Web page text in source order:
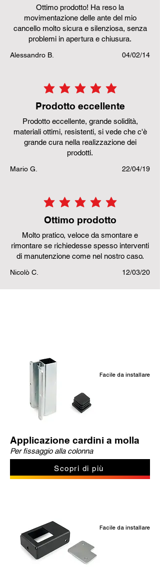
Ottimo prodotto! Ha reso la
movimentazione delle ante del mio
cancello molto sicura e silenziosa, senza
problemi in apertura e chiusura.
Alessandro B. 04/02/14
la valutazione media è 5 su
Prodotto eccellente
Prodotto eccellente, grande solidità,
materiali ottimi, resistenti, si vede che c'è
grande cura nella realizzazione dei
prodotti.
Mario G. 22/04/19
la valutazione media è 5 su
Ottimo prodotto
Molto pratico, veloce da smontare e
rimontare se richiedesse spesso interventi
di manutenzione come nel nostro caso.
Nicolò C. 12/03/20
Facile da installare
Applicazione cardini a molla
Per fissaggio alla colonna
Scopri di più
Facile da installare